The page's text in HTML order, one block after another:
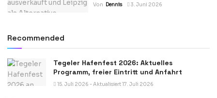
Von Dennis 3. Juni 2026
Recommended
Tegeler Hafenfest 2026: Aktuelles
Programm, freier Eintritt und Anfahrt
15. Juli 2026 - Aktualisiert 17. Juli 2026